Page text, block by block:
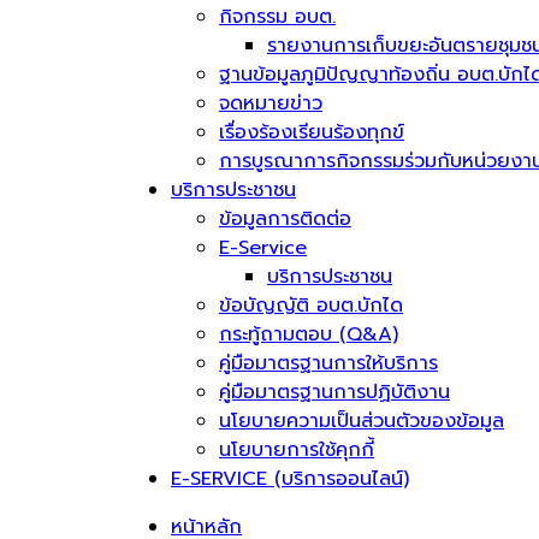
กิจกรรม อบต.
รายงานการเก็บขยะอันตรายชุมช
ฐานข้อมูลภูมิปัญญาท้องถิ่น อบต.บักไ
จดหมายข่าว
เรื่องร้องเรียนร้องทุกข์
การบูรณาการกิจกรรมร่วมกับหน่วยงา
บริการประชาชน
ข้อมูลการติดต่อ
E-Service
บริการประชาชน
ข้อบัญญัติ อบต.บักได
กระทู้ถามตอบ (Q&A)
คู่มือมาตรฐานการให้บริการ
คู่มือมาตรฐานการปฏิบัติงาน
นโยบายความเป็นส่วนตัวของข้อมูล
นโยบายการใช้คุกกี้
E-SERVICE (บริการออนไลน์)
หน้าหลัก